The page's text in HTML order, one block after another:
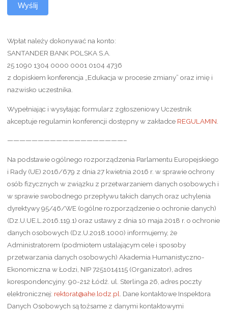
Wyślij
Wpłat należy dokonywać na konto:
SANTANDER BANK POLSKA S.A.
25 1090 1304 0000 0001 0104 4736
z dopiskiem konferencja „Edukacja w procesie zmiany” oraz imię i
nazwisko uczestnika.
Wypełniając i wysyłając formularz zgłoszeniowy Uczestnik
akceptuje regulamin konferencji dostępny w zakładce REGULAMIN
———————————————————–
Na podstawie ogólnego rozporządzenia Parlamentu Europejskiego
i Rady (UE) 2016/679 z dnia 27 kwietnia 2016 r. w sprawie ochrony
osób fizycznych w związku z przetwarzaniem danych osobowych i
w sprawie swobodnego przepływu takich danych oraz uchylenia
dyrektywy 95/46/WE (ogólne rozporządzenie o ochronie danych)
(Dz.U.UE.L.2016.119.1) oraz ustawy z dnia 10 maja 2018 r. o ochronie
danych osobowych (Dz.U.2018.1000) informujemy, że
Administratorem (podmiotem ustalającym cele i sposoby
przetwarzania danych osobowych) Akademia Humanistyczno-
Ekonomiczna w Łodzi, NIP 7251014115 (Organizator), adres
korespondencyjny: 90-212 Łódź. ul. Sterlinga 26, adres poczty
elektronicznej: rektorat@ahe.lodz.pl . Dane kontaktowe Inspektora
Danych Osobowych są tożsame z danymi kontaktowymi